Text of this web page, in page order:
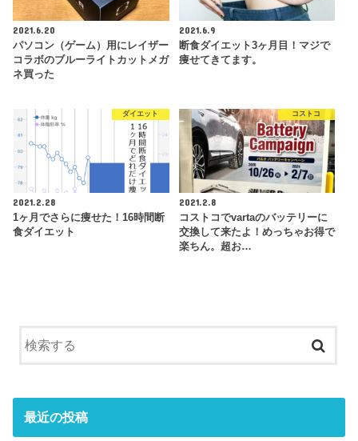
2021.6.20
パソコン（ゲーム）用にレイザー
コラボのブルーライトカットメガ
ネ買った
2021.6.9
断食ダイエット3ヶ月目！マジで
痩せてきてます。
ダイエット
2021.2.28
1ヶ月でさらに痩せた！16時間断
食ダイエット
コストコ
2021.2.8
コストコでvartaのバッテリーに
交換して来たよ！めっちゃお得で
楽ちん。超お…
最近の投稿